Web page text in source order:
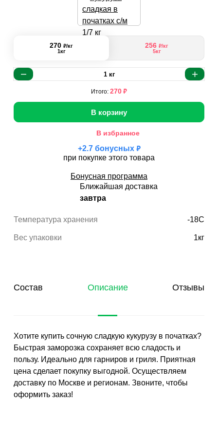
Температура хранения -18С
Вес упаковки 1кг
270 ₽/кг
1кг
256 ₽/кг
5кг
1кг
Итого: 270₽
В корзину
В избранное
+2.7бонусных ₽
при покупке этого товара
Бонусная программа
Ближайшая доставка
завтра
Состав Описание Отзывы
Хотите купить сочную сладкую кукурузу в початках?
Быстрая заморозка сохраняет всю сладость и
пользу. Идеально для гарниров и гриля. Приятная
цена сделает покупку выгодной. Осуществляем
доставку по Москве и регионам. Звоните, чтобы
оформить заказ!